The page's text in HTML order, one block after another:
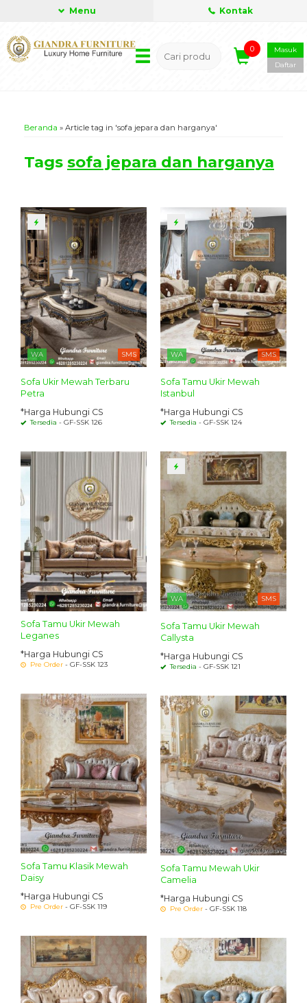
Menu Kontak
0
Masuk
Daftar
Beranda » Article tag in 'sofa jepara dan harganya'
Tags sofa jepara dan harganya
WA SMS
Sofa Ukir Mewah Terbaru
Petra
*Harga Hubungi CS
Tersedia - GF-SSK 126
WA SMS
Sofa Tamu Ukir Mewah
Istanbul
*Harga Hubungi CS
Tersedia - GF-SSK 124
Sofa Tamu Ukir Mewah
Leganes
*Harga Hubungi CS
Pre Order - GF-SSK 123
WA SMS
Sofa Tamu Ukir Mewah
Callysta
*Harga Hubungi CS
Tersedia - GF-SSK 121
Sofa Tamu Klasik Mewah
Daisy
*Harga Hubungi CS
Pre Order - GF-SSK 119
Sofa Tamu Mewah Ukir
Camelia
*Harga Hubungi CS
Pre Order - GF-SSK 118